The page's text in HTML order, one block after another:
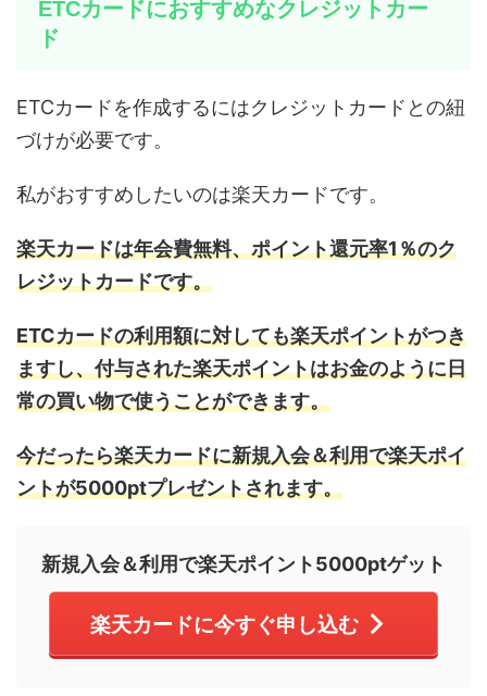
ETCカードにおすすめなクレジットカー
ド
ETCカードを作成するにはクレジットカードとの紐
づけが必要です。
私がおすすめしたいのは楽天カードです。
楽天カードは年会費無料、ポイント還元率1％のク
レジットカードです。
ETCカードの利用額に対しても楽天ポイントがつき
ますし、付与された楽天ポイントはお金のように日
常の買い物で使うことができます。
今だったら楽天カードに新規入会＆利用で楽天ポイ
ントが5000ptプレゼントされます。
新規入会＆利用で楽天ポイント5000ptゲット
楽天カードに今すぐ申し込む